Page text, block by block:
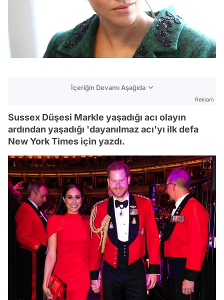
İçeriğin Devamı Aşağıda
Reklam
Sussex Düşesi Markle yaşadığı acı olayın
ardından yaşadığı 'dayanılmaz acı'yı ilk defa
New York Times için yazdı.